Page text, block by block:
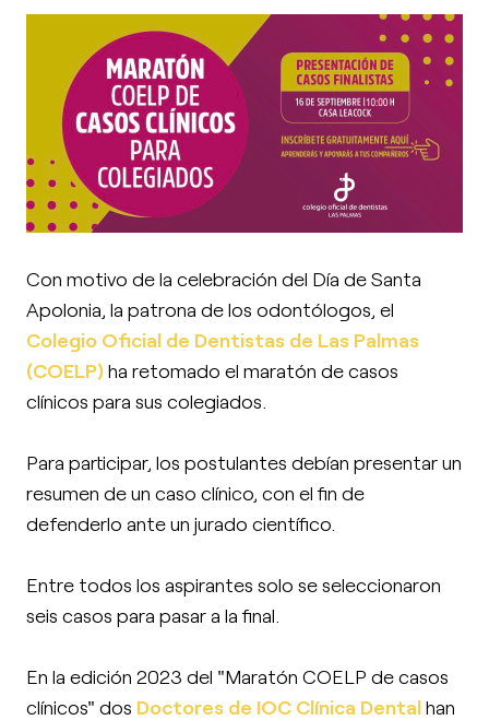
Con motivo de la celebración del Día de Santa
Apolonia, la patrona de los odontólogos, el
Colegio Oficial de Dentistas de Las Palmas
(COELP)ha retomado el maratón de casos
clínicos para sus colegiados.
Para participar, los postulantes debían presentar un
resumen de un caso clínico, con el fin de
defenderlo ante un jurado científico.
Entre todos los aspirantes solo se seleccionaron
seis casos para pasar a la final.
En la edición 2023 del "Maratón COELP de casos
clínicos" dos Doctores de IOC Clínica Dentalhan